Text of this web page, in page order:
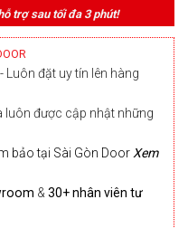
trợ sau tối đa 3 phút!
Luôn đặt uy tín lên hàng
luôn được cập nhật những
bảo tại Sài Gòn Door Xem
& 30+ nhân viên tư